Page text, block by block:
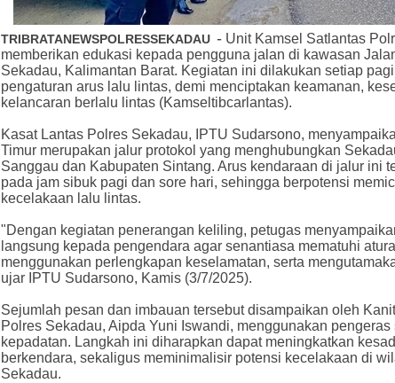
TRIBRATANEWSPOLRESSEKADAU - Unit Kamsel Satlantas
memberikan edukasi kepada pengguna jalan di kawasan
Sekadau, Kalimantan Barat. Kegiatan ini dilakukan setiap
pengaturan arus lalu lintas, demi menciptakan keamanan,
kelancaran berlalu lintas (Kamseltibcarlantas).
Kasat Lantas Polres Sekadau, IPTU Sudarsono,
Timur merupakan jalur protokol yang menghubungkan
Sanggau dan Kabupaten Sintang. Arus kendaraan di jalur ini
pada jam sibuk pagi dan sore hari, sehingga berpotensi
kecelakaan lalu lintas.
"Dengan kegiatan penerangan keliling, petugas
langsung kepada pengendara agar senantiasa mematuhi
menggunakan perlengkapan keselamatan, serta
ujar IPTU Sudarsono, Kamis (3/7/2025).
Sejumlah pesan dan imbauan tersebut disampaikan oleh
Polres Sekadau, Aipda Yuni Iswandi, menggunakan pengeras
kepadatan. Langkah ini diharapkan dapat meningkatkan
berkendara, sekaligus meminimalisir potensi kecelakaan di
Sekadau.